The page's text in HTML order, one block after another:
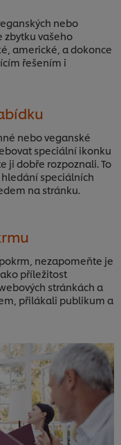
nebo
zbytku vašeho
americké, a dokonce
řešením i
nebo veganské
speciální ikonku
ji dobře rozpoznali. To
speciálních
na stránku.
nezapomeňte je
příležitost
stránkách a
přilákali publikum a